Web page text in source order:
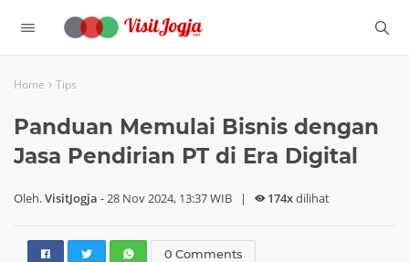
Home › Tips
Panduan Memulai Bisnis dengan
Jasa Pendirian PT di Era Digital
Oleh.VisitJogja -28 Nov 2024, 13:37 WIB | 174xdilihat
0 Comments